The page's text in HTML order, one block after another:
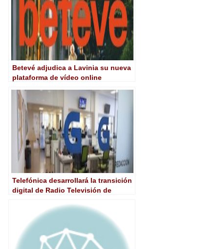
Betevé adjudica a Lavinia su nueva
plataforma de vídeo online
Telefónica desarrollará la transición
digital de Radio Televisión de